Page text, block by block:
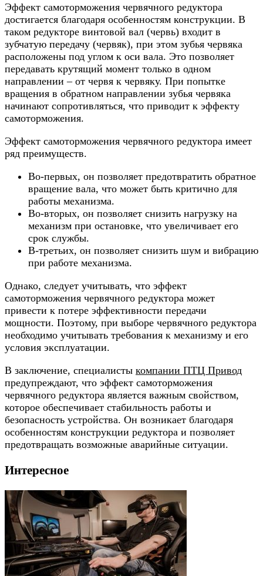
Эффект самоторможения червячного редуктора
достигается благодаря особенностям конструкции. В
таком редукторе винтовой вал (червь) входит в
зубчатую передачу (червяк), при этом зубья червяка
расположены под углом к оси вала. Это позволяет
передавать крутящий момент только в одном
направлении – от червя к червяку. При попытке
вращения в обратном направлении зубья червяка
начинают сопротивляться, что приводит к эффекту
самоторможения.
Эффект самоторможения червячного редуктора имеет
ряд преимуществ.
Во-первых, он позволяет предотвратить обратное
вращение вала, что может быть критично для
работы механизма.
Во-вторых, он позволяет снизить нагрузку на
механизм при остановке, что увеличивает его
срок службы.
В-третьих, он позволяет снизить шум и вибрацию
при работе механизма.
Однако, следует учитывать, что эффект
самоторможения червячного редуктора может
привести к потере эффективности передачи
мощности. Поэтому, при выборе червячного редуктора
необходимо учитывать требования к механизму и его
условия эксплуатации.
В заключение, специалисты компании ПТЦ Привод
предупреждают, что эффект самоторможения
червячного редуктора является важным свойством,
которое обеспечивает стабильность работы и
безопасность устройства. Он возникает благодаря
особенностям конструкции редуктора и позволяет
предотвращать возможные аварийные ситуации.
Интересное